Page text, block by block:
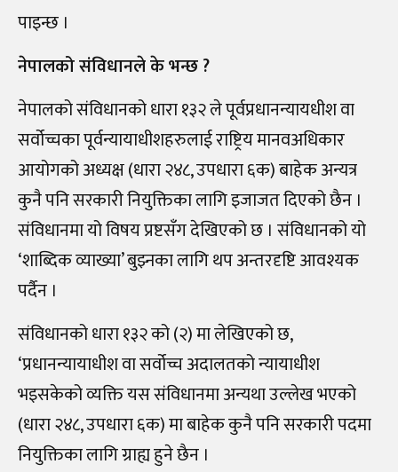
पाइन्छ ।
नेपालको संविधानले के भन्छ ?
नेपालको संविधानको धारा १३२ ले पूर्वप्रधानन्यायधीश वा
सर्वोच्चका पूर्वन्यायाधीशहरुलाई राष्ट्रिय मानवअधिकार
आयोगको अध्यक्ष (धारा २४८, उपधारा ६क) बाहेक अन्यत्र
कुनै पनि सरकारी नियुक्तिका लागि इजाजत दिएको छैन ।
संविधानमा यो विषय प्रष्टसँग देखिएको छ । संविधानको यो
‘शाब्दिक व्याख्या’ बुझ्नका लागि थप अन्तरदृष्टि आवश्यक
पर्दैन ।
संविधानको धारा १३२ को (२) मा लेखिएको छ,
‘प्रधानन्यायाधीश वा सर्वोच्च अदालतको न्यायाधीश
भइसकेको व्यक्ति यस संविधानमा अन्यथा उल्लेख भएको
(धारा २४८, उपधारा ६क) मा बाहेक कुनै पनि सरकारी पदमा
नियुक्तिका लागि ग्राह्य हुने छैन ।